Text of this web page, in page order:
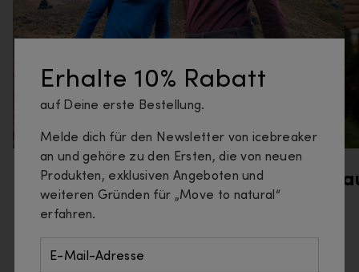
Wandern
Erhalte 10% Rabatt
auf Deine erste Bestellung.
Melde dich für den Newsletter von icebreaker
an und gehöre zu den Ersten, die von neuen
Produkten, exklusiven Angeboten und
weiteren Gründen für „Move to natural“
erfahren.
E-Mail-Adresse